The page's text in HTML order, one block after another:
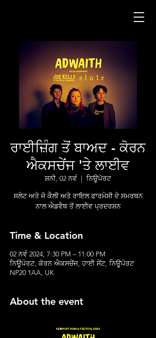
ਰਾਈਜ਼ਿੰਗ ਤੋਂ ਬਾਅਦ - ਕੋਰਨ
ਐਕਸਚੇਂਜ 'ਤੇ ਲਾਈਵ
ਸ਼ਨੀ, 02 ਨਵੰ
  |
ਨਿਊਪੋਰਟ
ਸਲੇਟ ਅਤੇ ਜੋ ਕੈਲੀ ਅਤੇ ਰਾਇਲ ਫਾਰਮੇਸੀ ਦੇ ਸਮਰਥਨ
ਨਾਲ ਐਡਵੈਥ ਤੋਂ ਲਾਈਵ ਪ੍ਰਦਰਸ਼ਨ
Time & Location
02 ਨਵੰ 2024, 7:30 PM – 11:00 PM
ਨਿਊਪੋਰਟ, ਕੋਰਨ ਐਕਸਚੇਂਜ, ਹਾਈ ਸੇਂਟ, ਨਿਊਪੋਰਟ
NP20 1AA, UK
About the event